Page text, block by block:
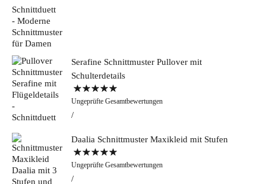
Serafine Schnittmuster Pullover mit
Schulterdetails
Bewertet mit
5.00von 5
Ungeprüfte Gesamtbewertungen
Daalia Schnittmuster Maxikleid mit Stufen
Bewertet mit
5.00von 5
Ungeprüfte Gesamtbewertungen